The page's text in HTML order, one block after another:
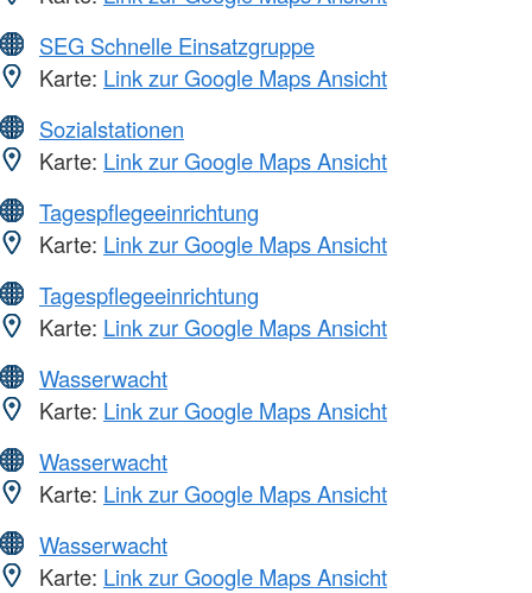
SEG Schnelle Einsatzgruppe
Karte: Link zur Google Maps Ansicht
Sozialstationen
Karte: Link zur Google Maps Ansicht
Tagespflegeeinrichtung
Karte: Link zur Google Maps Ansicht
Tagespflegeeinrichtung
Karte: Link zur Google Maps Ansicht
Wasserwacht
Karte: Link zur Google Maps Ansicht
Wasserwacht
Karte: Link zur Google Maps Ansicht
Wasserwacht
Karte: Link zur Google Maps Ansicht